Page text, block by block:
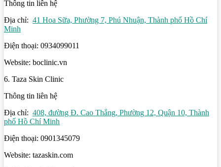
Thông tin liên hệ
Địa chỉ: 41 Hoa Sữa, Phường 7, Phú Nhuận, Thành phố Hồ Chí
Minh
Điện thoại: 0934099011
Website: boclinic.vn
6. Taza Skin Clinic
Thông tin liên hệ
Địa chỉ: 408, đường Đ. Cao Thắng, Phường 12, Quận 10, Thành
phố Hồ Chí Minh
Điện thoại: 0901345079
Website: tazaskin.com